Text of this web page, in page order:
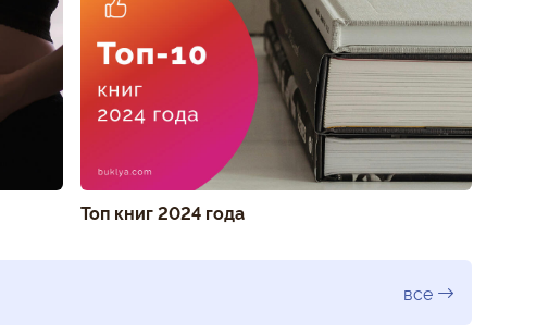
Топ книг 2024 года
все